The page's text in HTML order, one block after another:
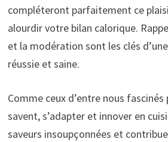
compléteront parfaitement ce
alourdir votre bilan calorique.
et la modération sont les clés
réussie et saine.
Comme ceux d’entre nous
savent, s’adapter et innover en
saveurs insoupçonnées et